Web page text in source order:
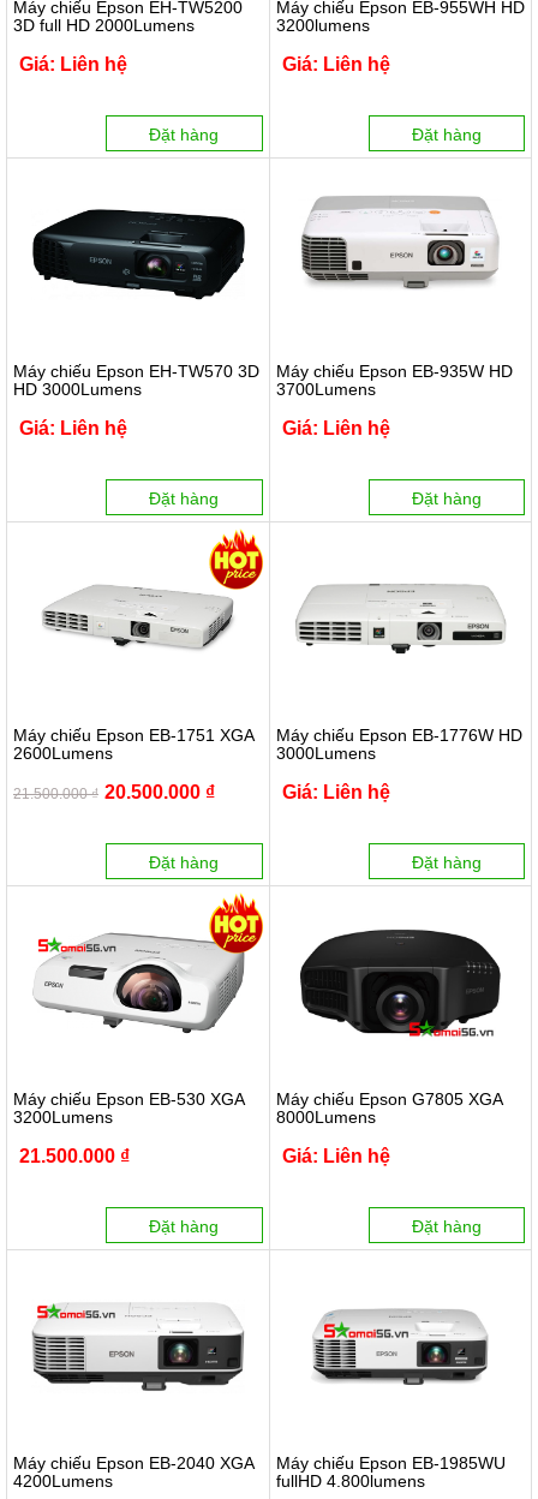
Máy chiếu Epson EH-TW5200
3D full HD 2000Lumens
Giá: Liên hệ
Đặt hàng
Máy chiếu Epson EB-955WH HD
3200lumens
Giá: Liên hệ
Đặt hàng
Máy chiếu Epson EH-TW570 3D
HD 3000Lumens
Giá: Liên hệ
Đặt hàng
Máy chiếu Epson EB-935W HD
3700Lumens
Giá: Liên hệ
Đặt hàng
Máy chiếu Epson EB-1751 XGA
2600Lumens
21.500.000 ₫ 20.500.000 ₫
Đặt hàng
Máy chiếu Epson EB-1776W HD
3000Lumens
Giá: Liên hệ
Đặt hàng
Máy chiếu Epson EB-530 XGA
3200Lumens
21.500.000 ₫
Đặt hàng
Máy chiếu Epson G7805 XGA
8000Lumens
Giá: Liên hệ
Đặt hàng
Máy chiếu Epson EB-2040 XGA
4200Lumens
Máy chiếu Epson EB-1985WU
fullHD 4.800lumens